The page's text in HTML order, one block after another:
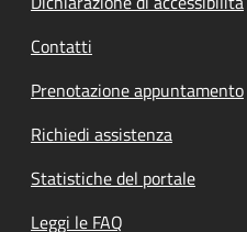
Contatti
Prenotazione appuntamento
Richiedi assistenza
Statistiche del portale
Leggi le FAQ